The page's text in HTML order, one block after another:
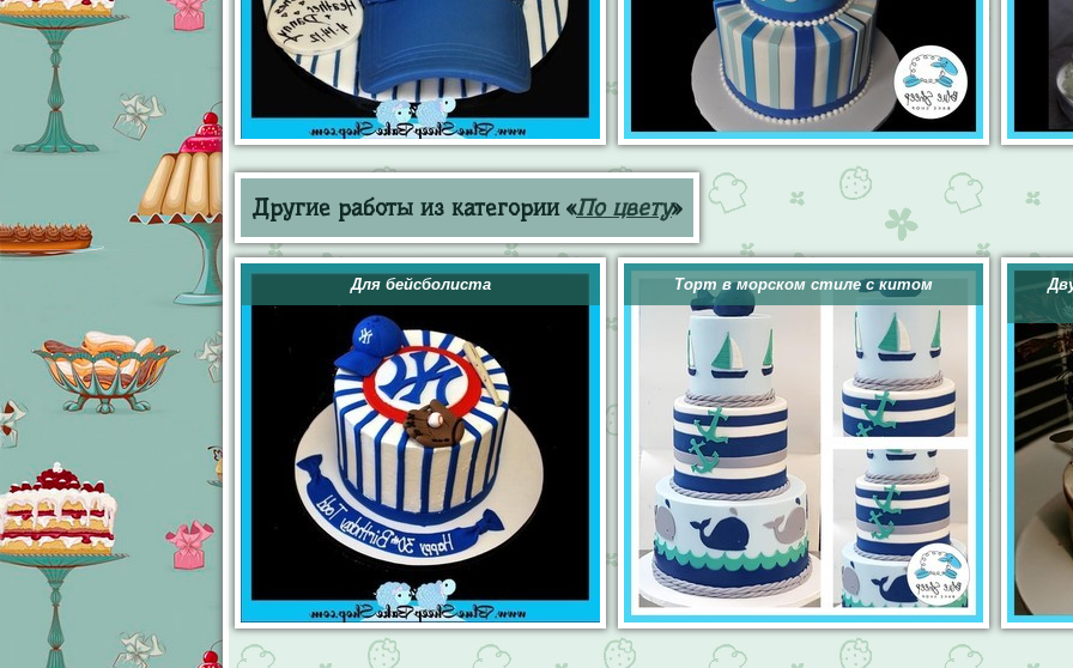
Другие работы из категории «По цвету»
Для бейсболиста Торт в морском стиле с китом